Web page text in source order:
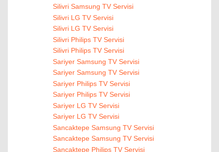
Silivri Samsung TV Servisi
Silivri LG TV Servisi
Silivri LG TV Servisi
Silivri Philips TV Servisi
Silivri Philips TV Servisi
Sariyer Samsung TV Servisi
Sariyer Samsung TV Servisi
Sariyer Philips TV Servisi
Sariyer Philips TV Servisi
Sariyer LG TV Servisi
Sariyer LG TV Servisi
Sancaktepe Samsung TV Servisi
Sancaktepe Samsung TV Servisi
Sancaktepe Philips TV Servisi